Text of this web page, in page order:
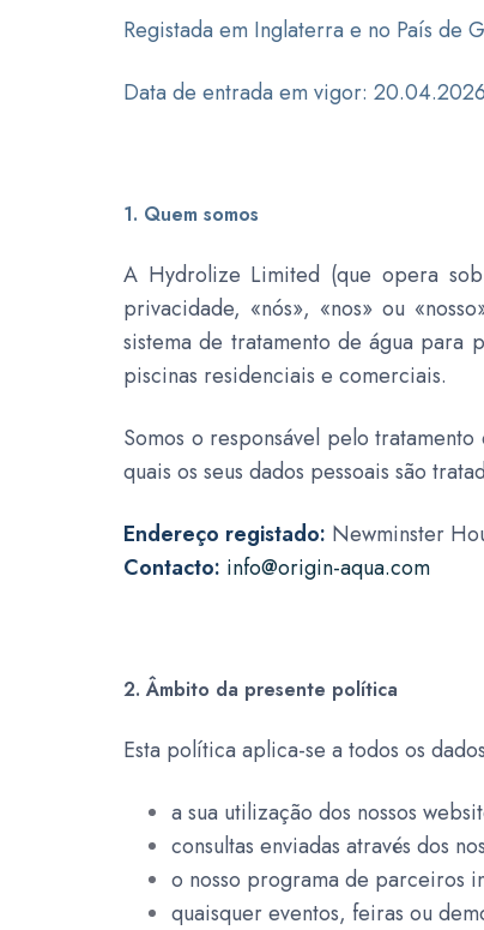
Registada em Inglaterra e no País de
Data de entrada em vigor:
1. Quem somos
A Hydrolize Limited (que opera
privacidade, «nós», «nos» ou
sistema de tratamento de água para
piscinas residenciais e comerciais.
Somos o responsável pelo
quais os seus dados pessoais são
Endereço registado: Newminster
Contacto: info@origin-aqua.com
2. Âmbito da presente política
Esta política aplica-se a todos os
a sua utilização dos nossos
consultas enviadas através dos
o nosso programa de parceiros
quaisquer eventos, feiras ou